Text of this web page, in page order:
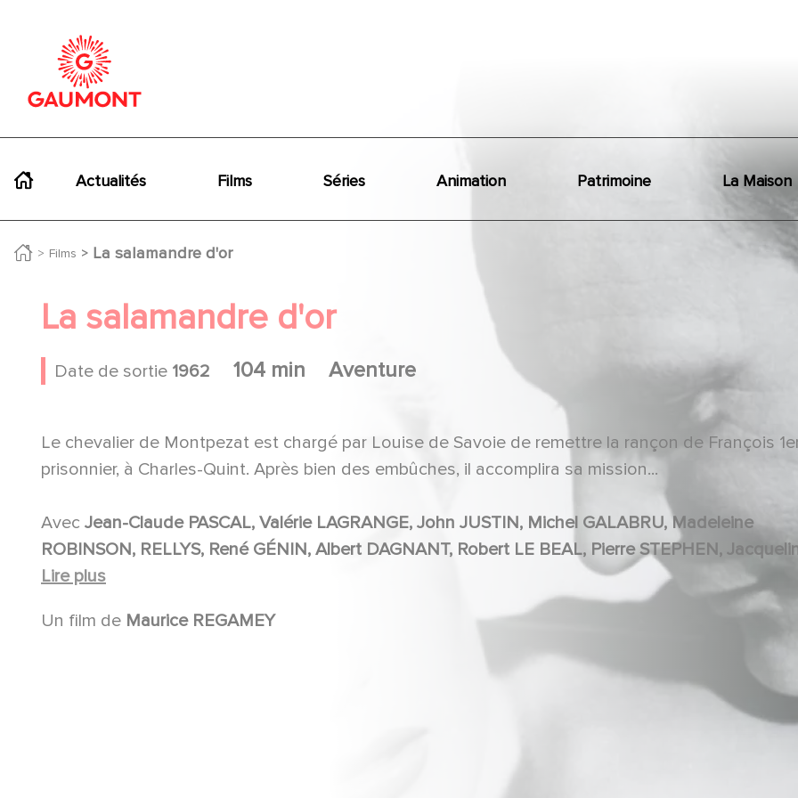
Actualités Films Séries Animation Patrimoine La Maison
Films La salamandre d'or
La salamandre d'or
Date de sortie 1962 104 min Aventure
Le chevalier de Montpezat est chargé par Louise de Savoie de remettre la rançon de François
prisonnier, à Charles-Quint. Après bien des embûches, il accomplira sa mission...
Avec
ROBINSON, RELLYS, René GÉNIN, Albert DAGNANT, Robert LE BEAL, Pierre STEPHEN, Jacqueline
Lire plus
Un film de Maurice REGAMEY